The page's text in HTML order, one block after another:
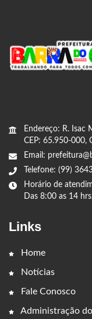
Endereço: R. Isac
CEP: 65.950-000,
Email:
Telefone: (99)
Horário de
Das 8:00 as 14
Links
Home
Notícias
Fale Conosco
Administração